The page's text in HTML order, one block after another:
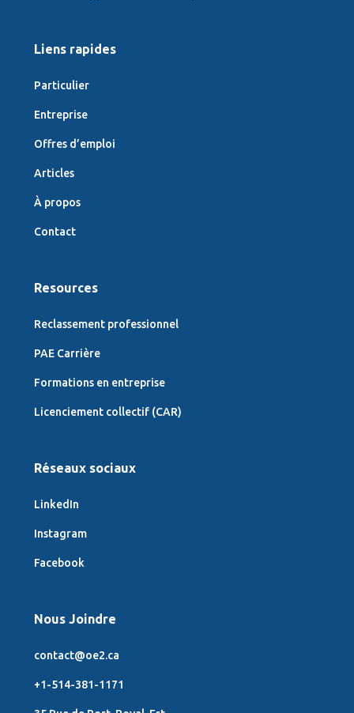
Liens rapides
Particulier
Entreprise
Offres d’emploi
Articles
À propos
Contact
Resources
Reclassement professionnel
PAE Carrière
Formations en entreprise
Licenciement collectif (CAR)
Réseaux sociaux
LinkedIn
Instagram
Facebook
Nous Joindre
contact@oe2.ca
+1-514-381-1171